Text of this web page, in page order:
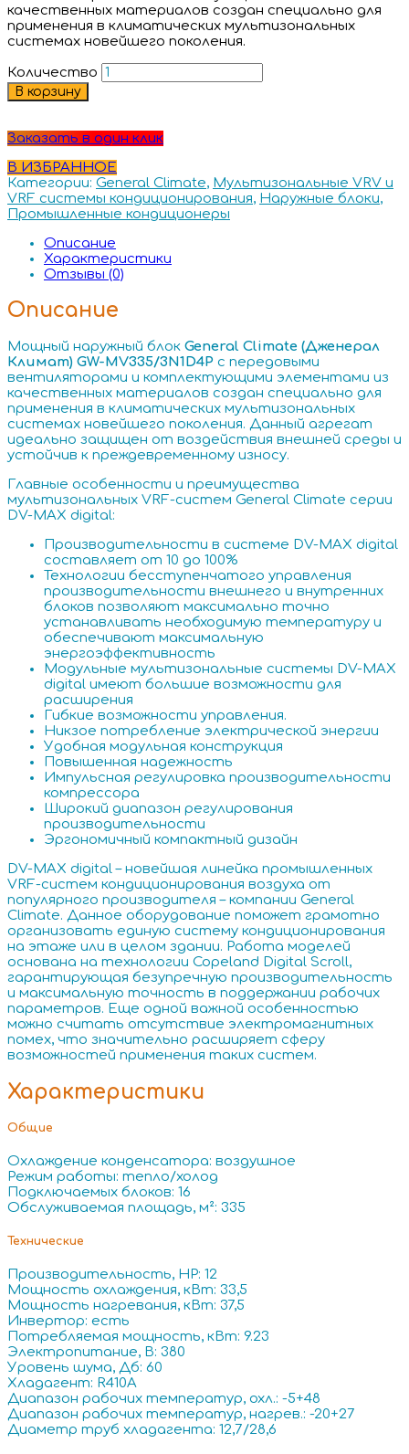
качественных материалов создан специально для
применения в климатических мультизональных
системах новейшего поколения.
Количество
В корзину
Заказать в один клик
В ИЗБРАННОЕ
Категории: General Climate, Мультизональные VRV и
VRF системы кондиционирования, Наружные блоки,
Промышленные кондиционеры
Описание
Характеристики
Отзывы (0)
Описание
Мощный наружный блок General Climate (Дженерал
Климат) GW-MV335/3N1D4P с передовыми
вентиляторами и комплектующими элементами из
качественных материалов создан специально для
применения в климатических мультизональных
системах новейшего поколения. Данный агрегат
идеально защищен от воздействия внешней среды и
устойчив к преждевременному износу.
Главные особенности и преимущества
мультизональных VRF-систем General Climate серии
DV-MAX digital:
Производительности в системе DV-MAX digital
составляет от 10 до 100%
Технологии бесступенчатого управления
производительности внешнего и внутренних
блоков позволяют максимально точно
устанавливать необходимую температуру и
обеспечивают максимальную
энергоэффективность
Модульные мультизональные системы DV-MAX
digital имеют большие возможности для
расширения
Гибкие возможности управления.
Никзое потребление электрической энергии
Удобная модульная конструкция
Повышенная надежность
Импульсная регулировка производительности
компрессора
Широкий диапазон регулирования
производительности
Эргономичный компактный дизайн
DV-MAX digital – новейшая линейка промышленных
VRF-систем кондиционирования воздуха от
популярного производителя – компании General
Climate. Данное оборудование поможет грамотно
организовать единую систему кондиционирования
на этаже или в целом здании. Работа моделей
основана на технологии Copeland Digital Scroll,
гарантирующая безупречную производительность
и максимальную точность в поддержании рабочих
параметров. Еще одной важной особенностью
можно считать отсутствие электромагнитных
помех, что значительно расширяет сферу
возможностей применения таких систем.
Характеристики
Общие
Охлаждение конденсатора: воздушное
Режим работы: тепло/холод
Подключаемых блоков: 16
Обслуживаемая площадь, м²: 335
Технические
Производительность, HP: 12
Мощность охлаждения, кВт: 33,5
Мощность нагревания, кВт: 37,5
Инвертор: есть
Потребляемая мощность, кВт: 9.23
Электропитание, В: 380
Уровень шума, Дб: 60
Хладагент: R410A
Диапазон рабочих температур, охл.: -5+48
Диапазон рабочих температур, нагрев.: -20+27
Диаметр труб хладагента: 12,7/28,6